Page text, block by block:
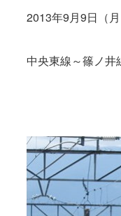
2013年9月9日（
中央東線～篠ノ井